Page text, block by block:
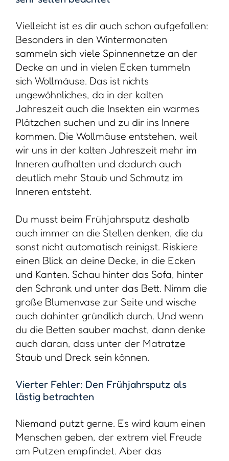
Vielleicht ist es dir auch schon aufgefallen:
Besonders in den Wintermonaten
sammeln sich viele Spinnennetze an der
Decke an und in vielen Ecken tummeln
sich Wollmäuse. Das ist nichts
ungewöhnliches, da in der kalten
Jahreszeit auch die Insekten ein warmes
Plätzchen suchen und zu dir ins Innere
kommen. Die Wollmäuse entstehen, weil
wir uns in der kalten Jahreszeit mehr im
Inneren aufhalten und dadurch auch
deutlich mehr Staub und Schmutz im
Inneren entsteht.
Du musst beim Frühjahrsputz deshalb
auch immer an die Stellen denken, die du
sonst nicht automatisch reinigst. Riskiere
einen Blick an deine Decke, in die Ecken
und Kanten. Schau hinter das Sofa, hinter
den Schrank und unter das Bett. Nimm die
große Blumenvase zur Seite und wische
auch dahinter gründlich durch. Und wenn
du die Betten sauber machst, dann denke
auch daran, dass unter der Matratze
Staub und Dreck sein können.
Vierter Fehler: Den Frühjahrsputz als
lästig betrachten
Niemand putzt gerne. Es wird kaum einen
Menschen geben, der extrem viel Freude
am Putzen empfindet. Aber das